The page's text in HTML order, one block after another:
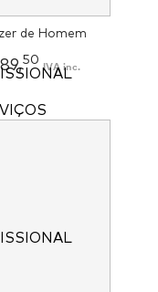
de Homem
50 IVA inc.